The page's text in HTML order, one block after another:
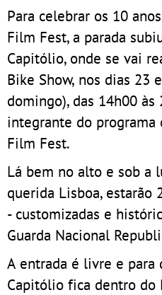
Para celebrar os 10
Film Fest, a parada
Capitólio, onde se vai
Bike Show, nos dias 23
domingo), das 14h00 às
integrante do
Film Fest.
Lá bem no alto e sob a
querida Lisboa, estarão
- customizadas e
Guarda Nacional
A entrada é livre e para
Capitólio fica dentro do